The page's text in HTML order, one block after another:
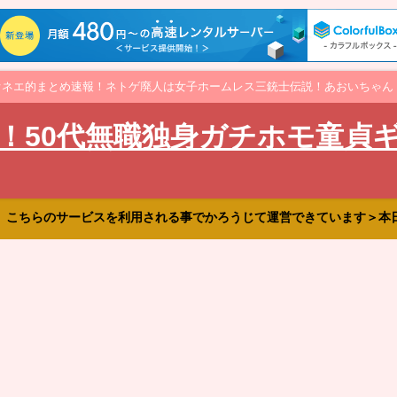
エ的まとめ速報！ネトゲ廃人は女子ホームレス三銃士伝説！あおいちゃ
50代無職独身ガチホモ童貞
ちらのサービスを利用される事でかろうじて運営できています＞